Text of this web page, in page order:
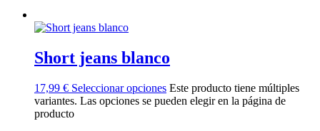
Short jeans blanco
17,99 € Seleccionar opciones Este producto tiene múltiples
variantes. Las opciones se pueden elegir en la página de
producto